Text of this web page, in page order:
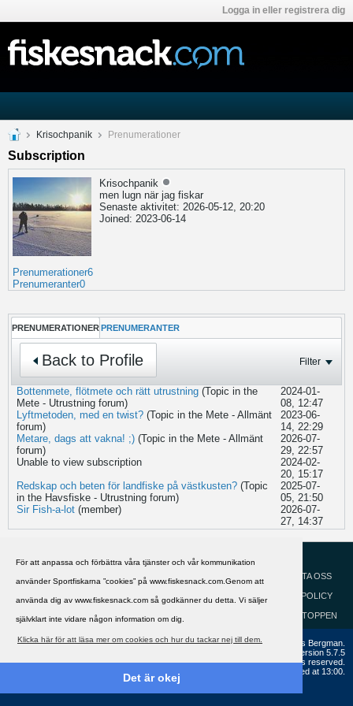
För att anpassa och förbättra våra tjänster och vår kommunikation
använder Sportfiskarna ”cookies” på www.fiskesnack.com.Genom att
använda dig av www.fiskesnack.com så godkänner du detta. Vi säljer
självklart inte vidare någon information om dig.
Klicka här för att läsa mer om cookies och hur du tackar nej till dem.
Det är okej
Logga in eller registrera dig
Krisochpanik Prenumerationer
Subscription
Krisochpanik
men lugn när jag fiskar
Senaste aktivitet: 2026-05-12, 20:20
Joined: 2023-06-14
Prenumerationer6
Prenumeranter0
PRENUMERATIONER PRENUMERANTER
Back to Profile Filter
Bottenmete, flötmete och rätt utrustning (Topic in the
Mete - Utrustningforum)
2024-01-
08, 12:47
Lyftmetoden, med en twist? (Topic in the Mete - Allmänt
forum)
2023-06-
14, 22:29
Metare, dags att vakna! ;) (Topic in the Mete - Allmänt
forum)
2026-07-
29, 22:57
Unable to view subscription
2024-02-
20, 15:17
Redskap och beten för landfiske på västkusten? (Topic
in the Havsfiske - Utrustningforum)
2025-07-
05, 21:50
Sir Fish-a-lot (member)
2026-07-
27, 14:37
Svenska
KONTAKTA OSS
COOKIEPOLICY
GÅ TILL TOPPEN
Copyright ©2002 - 2021, FiskeSnack.com. Grundad 2002 av Anders Bergman.
Version 5.7.5
Copyright © 2026 MH Sub I, LLC dba vBulletin. All rights reserved.
All times are GMT+1. This page was generated at 13:00.